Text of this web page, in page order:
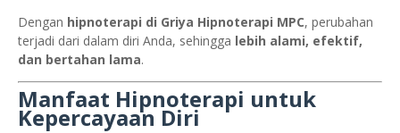
Dengan hipnoterapi di Griya Hipnoterapi MPC, perubahan
terjadi dari dalam diri Anda, sehingga lebih alami, efektif,
dan bertahan lama.
Manfaat Hipnoterapi untuk
Kepercayaan Diri